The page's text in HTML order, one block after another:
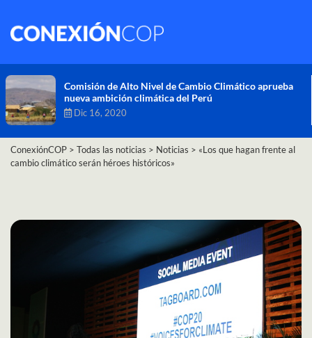
Comisión de Alto Nivel de Cambio Climático aprueba
nueva ambición climática del Perú
Dic 16, 2020
ConexiónCOP > Todas las noticias > Noticias > «Los que hagan frente al
cambio climático serán héroes históricos»